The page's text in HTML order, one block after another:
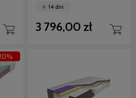
14 dni
3 796,00 zł